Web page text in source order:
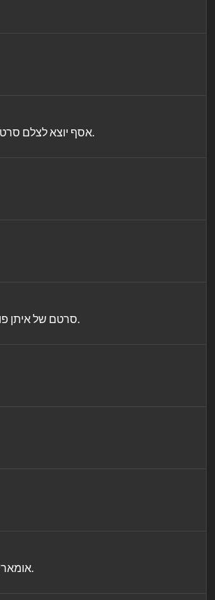
אסף יוצא לצלם סרט אחרון עם אביו יואל אשר נאבק במחלה סופנית. בעוד האב הולך ומסתגר בביתו, בנו מתעלם מהמציאות ומנסה להמציא את אביו כגיבור קולנועי בפעם האחרונה.
סרטם של איתן פוקס וגל אוחובסקי. סיפורם של 3 שותפים לדירה ברחוב שינקין בתל אביב. חייהם משתנים כשמגיע לדירה בחור פלסטיני שנועם, אחד מהשותפים, פגש במילואים.
אומארי, פליט אריתראי שמיועד לגירוש, נתפס בטעות כשחקן חיזוק במכבי נתניה. הוא לא יודע לשחק, אך בזכות חכמתו וליבו – יהפוך לכוכב, עד שהעבר ישוב לרדוף אותו.